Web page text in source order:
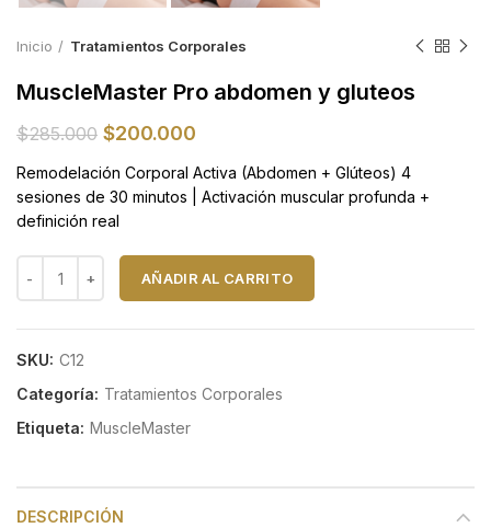
Inicio Tratamientos Corporales
MuscleMaster Pro abdomen y gluteos
$285.000 El
original
era:
$285.000.
$200.000
actual
es:
Remodelación Corporal Activa (Abdomen + Glúteos) 4
sesiones de 30 minutos | Activación muscular profunda +
definición real
MuscleMaster Pro abdomen y gluteos cantidad
AÑADIR AL CARRITO
SKU: C12
Categoría: Tratamientos Corporales
Etiqueta: MuscleMaster
DESCRIPCIÓN